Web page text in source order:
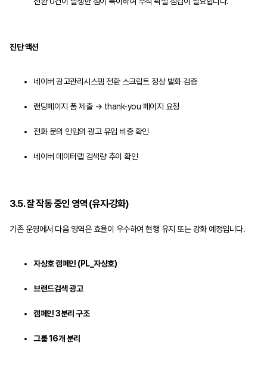
진단 액션
네이버 광고관리시스템 전환 스크립트 정상 발화 검증
랜딩페이지 폼 제출 → thank-you 페이지 요청
전화 문의 인입의 광고 유입 비중 확인
네이버 데이터랩 검색량 추이 확인
3.5. 잘 작동 중인 영역 (유지·강화)
기존 운영에서 다음 영역은 효율이 우수하여 현행 유지 또는 강화 예정입니다.
자상호 캠페인 (PL_자상호)
브랜드검색 광고
캠페인 3분리 구조
그룹 16개 분리